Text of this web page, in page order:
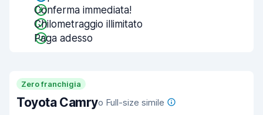
Conferma immediata!
Chilometraggio illimitato
Paga adesso
Zero franchigia
Toyota Camryo Full-size simile